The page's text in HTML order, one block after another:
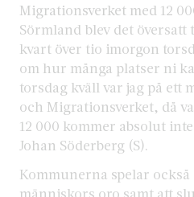
Migrationsverket med 12
Sörmland blev det översatt
kvart över tio imorgon
om hur många platser ni
torsdag kväll var jag på ett
och Migrationsverket, då
12 000 kommer absolut
Johan Söderberg (S).
Kommunerna spelar
människors oro samt att